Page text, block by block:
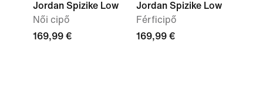
Jordan Spizike Low
Női cipő
169,99 €
Jordan Spizike Low
Férficipő
169,99 €